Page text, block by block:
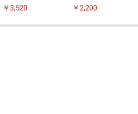
￥3,520 ￥2,200